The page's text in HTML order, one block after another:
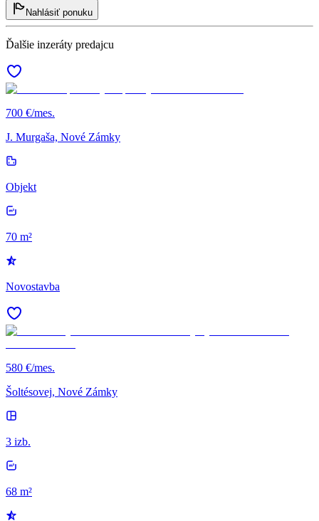
Nahlásiť ponuku
Ďalšie inzeráty predajcu
700 €/mes.
J. Murgaša, Nové Zámky
Objekt
70 m²
Novostavba
580 €/mes.
Šoltésovej, Nové Zámky
3 izb.
68 m²